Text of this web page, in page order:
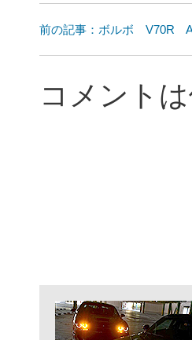
前の記事：ボルボ V70R
コメント